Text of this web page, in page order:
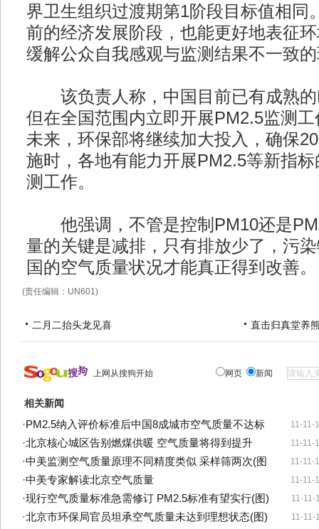
界卫生组织过渡期第1阶段目标值相同
前的经济发展阶段，也能更好地表征
缓解公众自我感观与监测结果不一致
该负责人称，中国目前已有成熟的
但在全国范围内立即开展PM2.5监测
未来，环保部将继续加大投入，确保
施时，各地有能力开展PM2.5等新指
测工作。
他强调，不管是控制PM10还是
量的关键是减排，只有排放少了，污
国的空气质量状况才能真正得到改善。
(责任编辑：UN601)
二月二抬头龙见喜 直击归真堂养
上网从搜狗开始 网页 新闻
相关新闻
11-11-
·PM2.5纳入评价标准后中国8成城市空气质量不达标
11-11-
·北京核心城区告别燃煤供暖 空气质量将得到提升
11-11-
·中美监测空气质量原理不同精度类似 采样筛两次(图
11-11-
·中美专家解读北京空气质量
11-11-
·现行空气质量标准急需修订 PM2.5标准有望实行(图)
11-11-
·北京市环保局官员坦承空气质量未达到理想状态(图)